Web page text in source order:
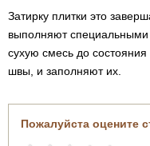
Затирку плитки это
выполняют специальными
сухую смесь до
швы, и заполняют их.
Пожалуйста оцените